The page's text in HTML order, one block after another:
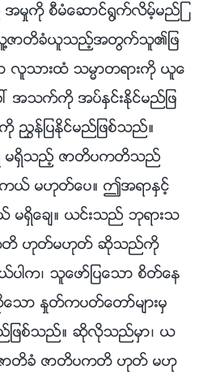
ႈကို စီမံေဆာင္႐ြက္လိမ့္မည္ျ
႔ဇာတိခံယူသည့္အတြက္သူ၏ျဖ
ာ လူသားထံ သမၼာတရားကို ယူေ
အသက္ကို အပ္ႏွင္းႏိုင္မည္ျဖ
ကို ၫႊန္ျပႏိုင္မည္ျဖစ္သည္။
မရွိသည့္ ဇာတိပကတိသည္
ကယ္ မဟုတ္ေပ။ ဤအရာႏွင့္
မရွိေခ်။ ယင္းသည္ ဘုရားသ
ကတိ ဟုတ္မဟုတ္ ဆိုသည္ကို
ပါက၊ သူေဖာ္ျပေသာ စိတ္ေန
သာ ႏႈတ္ကပတ္ေတာ္မ်ားမွ
ဖစ္သည္။ ဆိုလိုသည္မွာ၊ ယ
ဇာတိခံ ဇာတိပကတိ ဟုတ္ မဟု